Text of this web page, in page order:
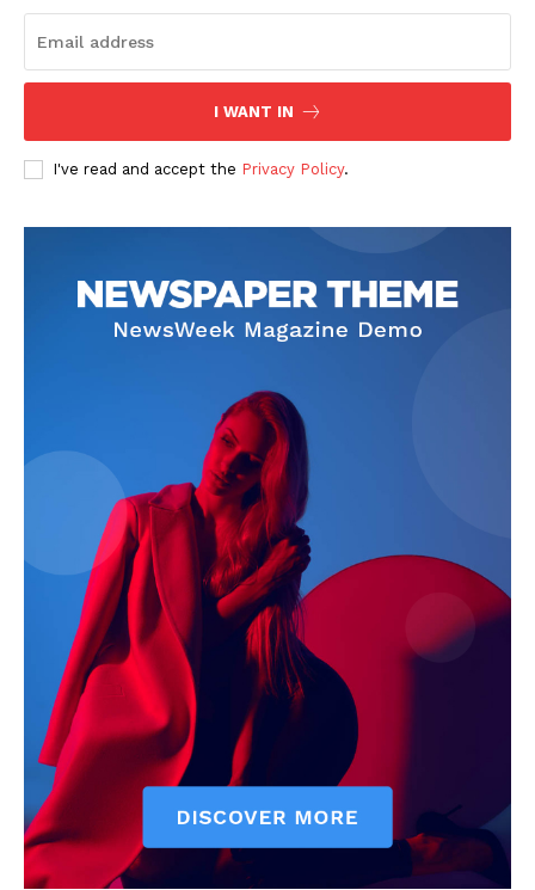
Klinik Gigi terbaik
I WANT IN
I've read and accept the Privacy Policy.